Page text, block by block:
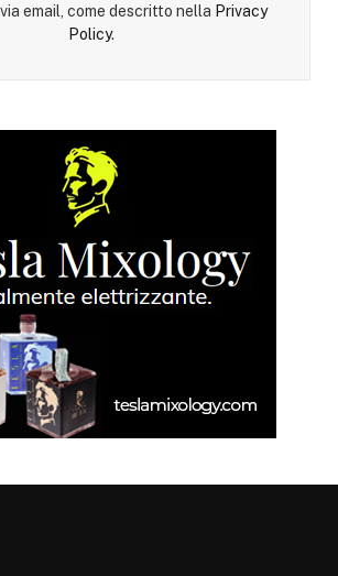
email, come descritto nella Privacy
Policy.